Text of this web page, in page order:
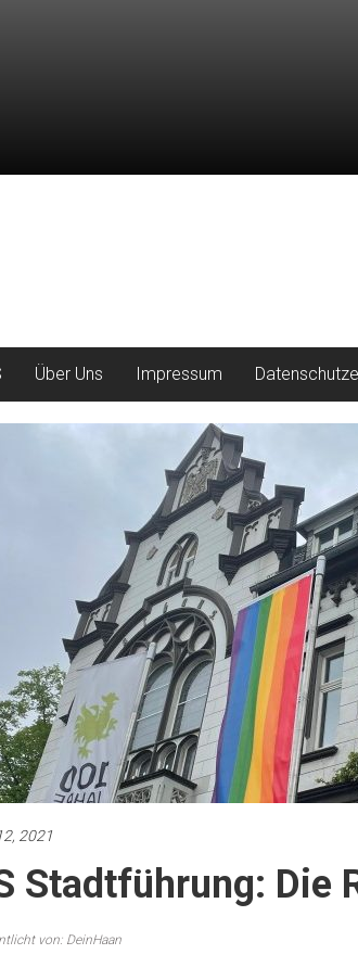
Über Uns Impressum
2021
Stadtführung: Die
von: DeinHaan